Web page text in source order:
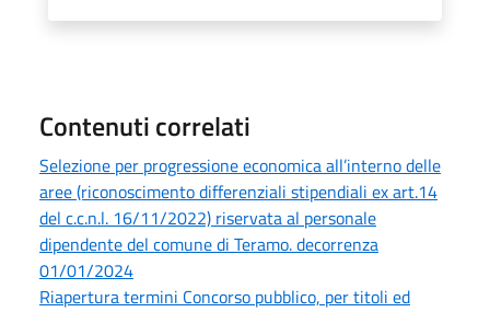
Contenuti correlati
Selezione per progressione economica all’interno delle
aree (riconoscimento differenziali stipendiali ex art.14
del c.c.n.l. 16/11/2022) riservata al personale
dipendente del comune di Teramo. decorrenza
01/01/2024
Riapertura termini Concorso pubblico, per titoli ed